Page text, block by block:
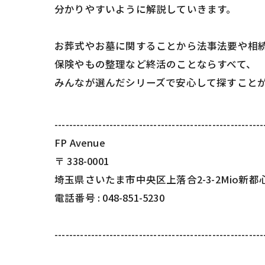
分かりやすいように解説していきます。
お葬式やお墓に関することから法事法要や相続
保険やもの整理など終活のことならすべて、
みんなが選んだシリーズで安心して探すことが
FP Avenue
〒338-0001
埼玉県さいたま市中央区上落合2-3-2Mio新都
電話番号 : 048-851-5230